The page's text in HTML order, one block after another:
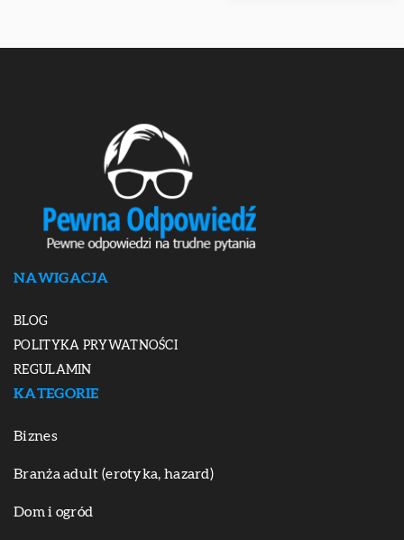
NAWIGACJA
BLOG
POLITYKA PRYWATNOŚCI
REGULAMIN
KATEGORIE
Biznes
Branża adult (erotyka, hazard)
Dom i ogród